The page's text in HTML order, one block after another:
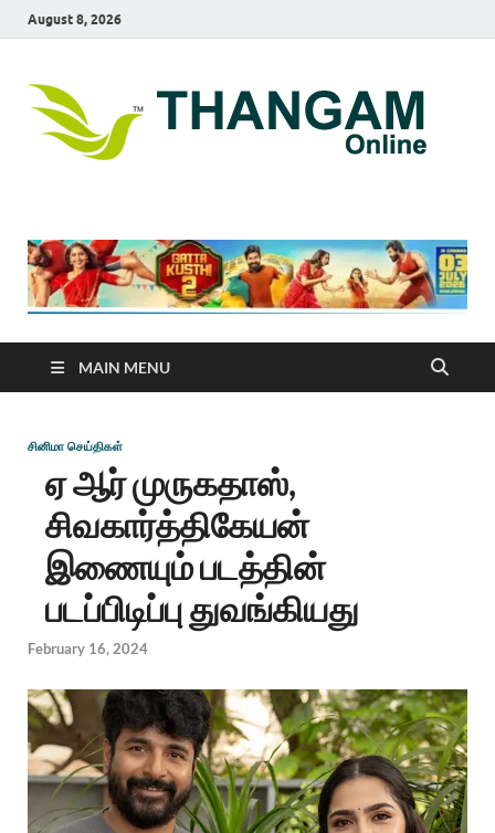
August 8, 2026
MAIN MENU
சினிமா செய்திகள்
ஏ ஆர் முருகதாஸ்,
சிவகார்த்திகேயன்
இணையும் படத்தின்
படப்பிடிப்பு துவங்கியது
February 16, 2024